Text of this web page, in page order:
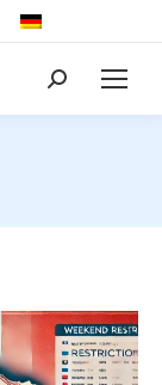
Search: